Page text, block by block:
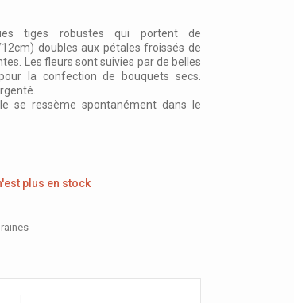
tiges robustes qui portent de
doubles aux pétales froissés de
Les fleurs sont suivies par de belles
la confection de bouquets secs.
se ressème spontanément dans le
plus en stock